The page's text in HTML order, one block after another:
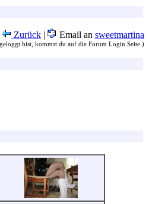
Zurück | Email an sweetmartina
bist, kommst du auf die Forum Login Seite.)